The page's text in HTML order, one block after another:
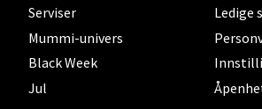
Serviser
Mummi-univers
Black Week
Jul
Ledige
Sortland - Sortland